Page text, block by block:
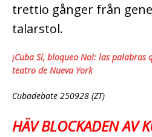
trettio gånger från
talarstol.
¡Cuba Sí, bloqueo No!: las
teatro de Nueva York
Cubadebate 250928 (ZT)
HÄV BLOCKADEN AV